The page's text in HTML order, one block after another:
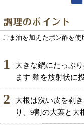
ごま油を加えたポン酢を使
1
大きな鍋にたっぷ
ます 麺を放射状に
2
大根は洗い皮を剥
り、9割の大葉と大